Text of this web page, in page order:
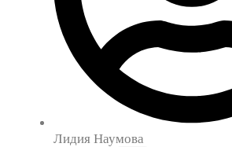
Лидия Наумова